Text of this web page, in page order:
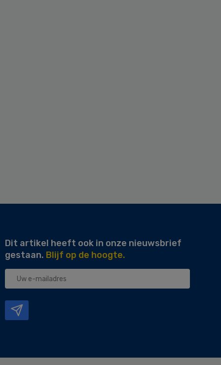
Dit artikel heeft ook in onze nieuwsbrief
gestaan. Blijf op de hoogte.
Uw